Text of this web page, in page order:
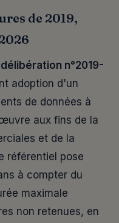
de 2019,
délibération n°2019-
adoption d'un
de données à
aux fins de la
et de la
référentiel pose
à compter du
maximale
non retenues, en